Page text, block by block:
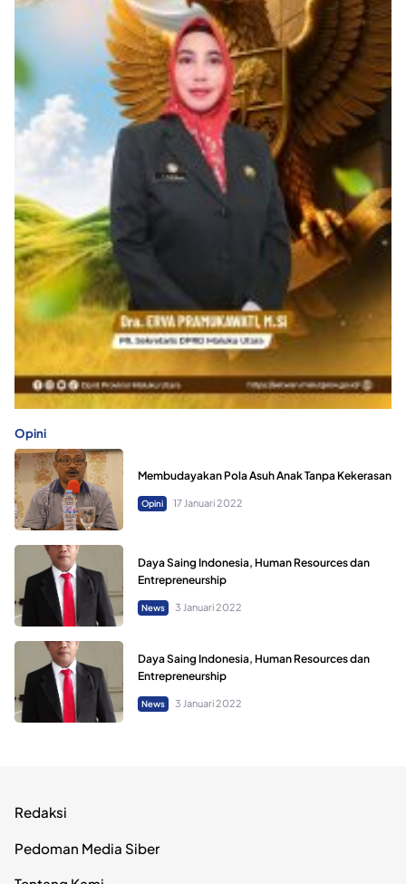
Opini
Membudayakan Pola Asuh Anak Tanpa Kekerasan
Opini 17 Januari 2022
Daya Saing Indonesia, Human Resources dan
Entrepreneurship
News 3 Januari 2022
Daya Saing Indonesia, Human Resources dan
Entrepreneurship
News 3 Januari 2022
Redaksi
Pedoman Media Siber